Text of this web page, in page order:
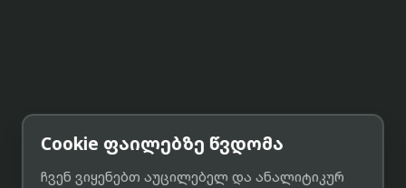
Cookie ფაილებზე წვდომა
ჩვენ ვიყენებთ აუცილებელ და ანალიტიკურ